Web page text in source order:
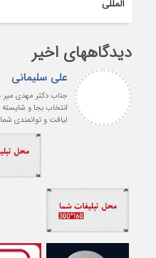
المللى
دیدگاههای اخیر
علی سلیمانی
جناب دکتر مهدی
انتخاب بجا و شایسته
لیاقت و توانمندی